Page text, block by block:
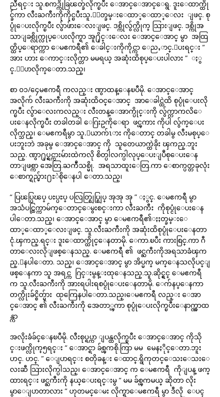
ညဳရင္း သူ.စကဒ္ကိုခြၽတ္ခ်လိုက္ၿပီး ေအာင္ေအာင္ေရွ. ဒူးေထာက္ထို
င္ခ်ကာ လီးႀကီးကိုကိုင္ၿပီးသူ.ႏႈတ္ခမ္းေထာ္ေထာ္ေလး ျဖင္. စု
ပ္ငုံေပးလိုက္ၿပီး လွ်ာဖ်ားေလးျဖင္. ဒစ္ကိုလွ်က္လိုက္ သြားျဖင္. ဒစ္ကိုအ
သာျခစ္လိုက္လုပ္ေပးလိုက္ရာ အူ႐ိုင္းေလး ေအာင္ေအာင္ မွာ အထြ
တ္ထိပ္ေရာက္ကာ ေမဧကရီ၏ ေခါင္းကိုကိုင္ကာ ေညႇာင္.ေပးရင္း “
အား ဟား ေကာင္းလိုက္တာ မမရယ္ အဆုံးထိစုပ္ေပးပါလား ” ႏွ
င္.ေျပာလိုက္ေတာ.သည္၊
စာ ၀၁/၄ေမဧကရီ ကလည္း ဏွာထန္ေနၿပီမို. ေအာင္ေအာင္
အလိုက် လီးႀကီးကို အဆုံးထိဝင္ေအာင္ အာေခါင္ထဲထိ စုပ္ငုံေပးလို
က္ၿပီး လွ်ာေလးကလည္း လီးတန္ေအာက္ပိုင္းကို လွ်က္ကာကလိေ
ပးေနလိုက္ၿပီး တခါတခါ ေဂြးဥကိုေရာ ဖင္ၾကား ကိုပါ လွ်က္ေပး
လိုက္သည္၊ ေမဧကရီမွာ သူ.ေယာက်ၤား ကိုေတာင္ တခါမွ လီးမစုပ္ေ
ပးဘူးဘဲ အခုမွ ေအာင္ေအာင္ ကို သူတေယာက္ထဲခိုး ၾကည္.ဘူး
သည္. ဏွာ႐ုပ္ရွင္ကားမ်ားထဲကလို စိတ္ပါလက္ပါလုပ္ေပးျပဳစုေပးေန
တာျဖစ္ကာ အေတြ.ႀကဳံသစ္မို. အရသာထူးေတြ.ကာ ေစာက္ပတ္တခုလုံး
ေစာက္ရည္မ်ား႐ႊဲစိုေနပါ ေတာ.သည္၊
“ ပြၽပ္ပြၽပ္ ပႊပ္ပႊပ္ ပလြတ္ဈြပ္ဈြပ္ အုအု အု ” ႏွင္. ေမဧကရီ မွာ
အသံပင္ထြက္ကာမ်က္ေတာင္ေမွးစင္းကာ လီးႀကီး ကိုစုပ္ငုံေပးေန
ပါေတာ.သည္၊ ေအာင္ေအာင္ မွာ ေမဧကရီ၏ႏႈတ္ခမ္းေ
ထာ္ေထာ္ေလးျဖင္. သူ.လီးႀကီးကို အဆုံးထိစုပ္ငုံေပးေနတာ
ငုံ.ၾကည္.ရင္း ဒူးေထာက္ထိုင္ေနတာမို. ေကာ.ၿပီး ကားစြင္.ကာ ဂီ
တာေလးလိုျဖစ္ေနသည္. ေမဧကရီ ၏ ဖင္ႀကီးကိုအရသာခံၾက
ည္.ေနပါေတာ. သည္၊ ေအာင္ေအာင္ မွာ အိပ္မက္ မက္ေနသလိုပင္ျ
ဖစ္ေနကာ သူ အရင္က ဂြင္းမွန္းထုေနသည္.သူ.ဆိုင္ရွင္ ေမဧကရီ
က သူ.လီးႀကီးကို အားရပါးရစပ္ငုံေပးေနတာမို. ေက်နပ္ေနကာ
တက္လိုးခ်င္စိတ္မ်ား ထႂကြေနပါေတာ.သည္၊ေမဧကရီ လည္း ေအာ
င္ေအာင္ ၏ လီးႀကီးကို အေတာ္ၾကာ စုပ္ငုံေပးလိုက္ၿပီးေနာက္ဏွာထ
န္ကာ
အလိုးခံခ်င္ေနၿပီမို. လီးစုပ္ရပ္ကာ ျပန္ထလိုက္ၿပီး ေအာင္ေအာင္ ကိုသို
င္းဖက္လိုက္၅ရင္း “ ေအာင္ရာ ခ်စ္ၾကစို.ကြာ မမ မေနႏိုင္ေတာ.ဘူး
ဟင္. ဟင္. ” ေျပာရင္း စတိုခန္း ေထာင္.ရွိကုတင္ေသးေသးေ
လးဆီ သြားလိုက္ပါသည္၊ ေအာင္ေအာင္ က ေမဧကရီ ကိုျပန္ ဖက္
ထားရင္း ဖင္ႀကီးကို နယ္ေပးရင္းမွ “ မမ ခ်စ္ၾကမယ္ ဆိုတာ လိုး
မွာေျပာတာလား ” ဟုတမင္ေမး လိုက္ရာေမဧကရီ မွာ ဒီလို ေပၚ